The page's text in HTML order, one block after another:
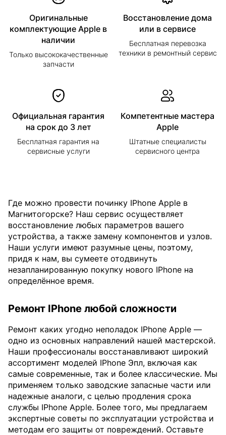
Оригинальные
комплектующие Apple в
наличии
Только высококачественные
запчасти
Восстановление дома
или в сервисе
Бесплатная перевозка
техники в ремонтный сервис
Официальная гарантия
на срок до 3 лет
Бесплатная гарантия на
сервисные услуги
Компетентные мастера
Apple
Штатные специалисты
сервисного центра
Где можно провести починку IPhone Apple в
Магнитогорске? Наш сервис осуществляет
восстановление любых параметров вашего
устройства, а также замену компонентов и узлов.
Наши услуги имеют разумные цены, поэтому,
придя к нам, вы сумеете отодвинуть
незапланированную покупку нового IPhone на
определённое время.
Ремонт IPhone любой сложности
Ремонт каких угодно неполадок IPhone Apple —
одно из основных направлений нашей мастерской.
Наши профессионалы восстанавливают широкий
ассортимент моделей IPhone Эпл, включая как
самые современные, так и более классические. Мы
применяем только заводские запасные части или
надежные аналоги, с целью продления срока
службы IPhone Apple. Более того, мы предлагаем
экспертные советы по эксплуатации устройства и
методам его защиты от повреждений. Оставьте